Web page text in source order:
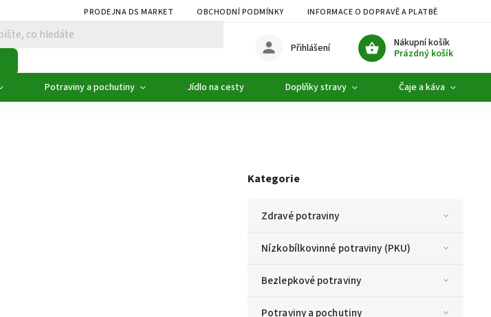
PRODEJNA DS MARKET OBCHODNÍ PODMÍNKY INFORMACE O DOPRAVĚ A PLATBĚ
Nákupní košík
Prázdný košík
Přihlášení
Potraviny a pochutiny Jídlo na cesty Doplňky stravy Čaje a káva
Kategorie
Zdravé potraviny
Nízkobílkovinné potraviny (PKU)
Bezlepkové potraviny
Potraviny a pochutiny